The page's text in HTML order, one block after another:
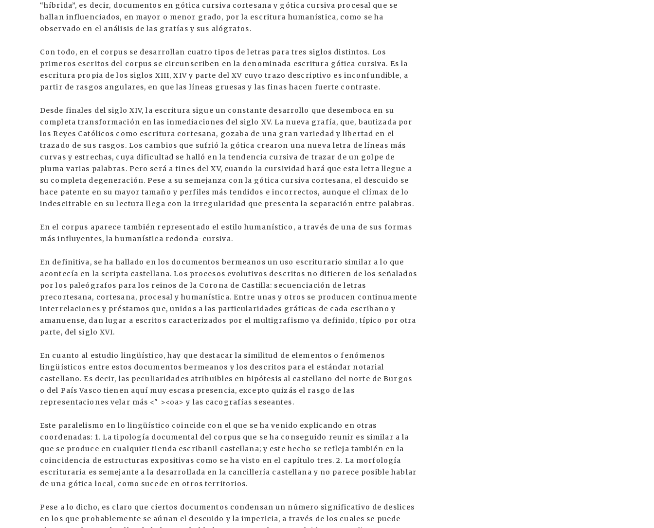
“híbrida”, es decir, documentos en gótica cursiva cortesana y gótica cursiva procesal que se
hallan influenciados, en mayor o menor grado, por la escritura humanística, como se ha
observado en el análisis de las grafías y sus alógrafos.
Con todo, en el corpus se desarrollan cuatro tipos de letras para tres siglos distintos. Los
primeros escritos del corpus se circunscriben en la denominada escritura gótica cursiva. Es la
escritura propia de los siglos XIII, XIV y parte del XV cuyo trazo descriptivo es inconfundible, a
partir de rasgos angulares, en que las líneas gruesas y las finas hacen fuerte contraste.
Desde finales del siglo XIV, la escritura sigue un constante desarrollo que desemboca en su
completa transformación en las inmediaciones del siglo XV. La nueva grafía, que, bautizada por
los Reyes Católicos como escritura cortesana, gozaba de una gran variedad y libertad en el
trazado de sus rasgos. Los cambios que sufrió la gótica crearon una nueva letra de líneas más
curvas y estrechas, cuya dificultad se halló en la tendencia cursiva de trazar de un golpe de
pluma varias palabras. Pero será a fines del XV, cuando la cursividad hará que esta letra llegue a
su completa degeneración. Pese a su semejanza con la gótica cursiva cortesana, el descuido se
hace patente en su mayor tamaño y perfiles más tendidos e incorrectos, aunque el clímax de lo
indescifrable en su lectura llega con la irregularidad que presenta la separación entre palabras.
En el corpus aparece también representado el estilo humanístico, a través de una de sus formas
más influyentes, la humanística redonda-cursiva.
En definitiva, se ha hallado en los documentos bermeanos un uso escriturario similar a lo que
acontecía en la scripta castellana. Los procesos evolutivos descritos no difieren de los señalados
por los paleógrafos para los reinos de la Corona de Castilla: secuenciación de letras
precortesana, cortesana, procesal y humanística. Entre unas y otros se producen continuamente
interrelaciones y préstamos que, unidos a las particularidades gráficas de cada escribano y
amanuense, dan lugar a escritos caracterizados por el multigrafismo ya definido, típico por otra
parte, del siglo XVI.
En cuanto al estudio lingüístico, hay que destacar la similitud de elementos o fenómenos
lingüísticos entre estos documentos bermeanos y los descritos para el estándar notarial
castellano. Es decir, las peculiaridades atribuibles en hipótesis al castellano del norte de Burgos
o del País Vasco tienen aquí muy escasa presencia, excepto quizás el rasgo de las
representaciones velar más <" ><oa> y las cacografías seseantes.
Este paralelismo en lo lingüístico coincide con el que se ha venido explicando en otras
coordenadas: 1. La tipología documental del corpus que se ha conseguido reunir es similar a la
que se produce en cualquier tienda escribanil castellana; y este hecho se refleja también en la
coincidencia de estructuras expositivas como se ha visto en el capítulo tres. 2. La morfología
escrituraria es semejante a la desarrollada en la cancillería castellana y no parece posible hablar
de una gótica local, como sucede en otros territorios.
Pese a lo dicho, es claro que ciertos documentos condensan un número significativo de deslices
en los que probablemente se aúnan el descuido y la impericia, a través de los cuales se puede